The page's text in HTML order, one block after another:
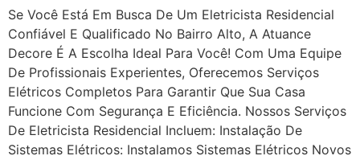
Se Você Está Em Busca De Um Eletricista Residencial
Confiável E Qualificado No Bairro Alto, A Atuance
Decore É A Escolha Ideal Para Você! Com Uma Equipe
De Profissionais Experientes, Oferecemos Serviços
Elétricos Completos Para Garantir Que Sua Casa
Funcione Com Segurança E Eficiência. Nossos Serviços
De Eletricista Residencial Incluem: Instalação De
Sistemas Elétricos: Instalamos Sistemas Elétricos Novos